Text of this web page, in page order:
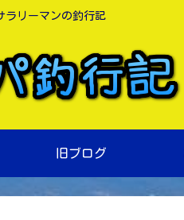
ラリーマンの釣行記
旧ブログ